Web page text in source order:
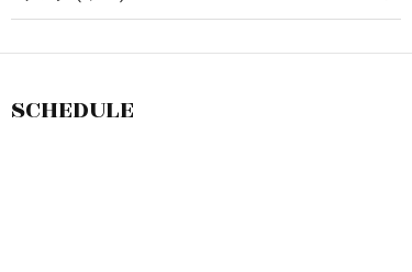
SCHEDULE